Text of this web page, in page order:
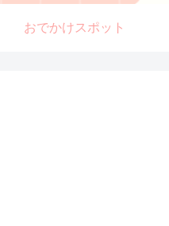
おでかけスポット